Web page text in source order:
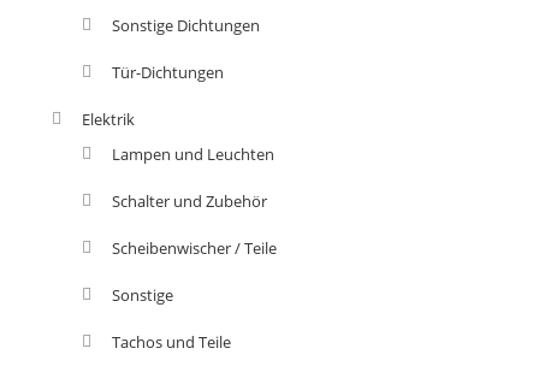
Sonstige Dichtungen
Tür-Dichtungen
Elektrik
Lampen und Leuchten
Schalter und Zubehör
Scheibenwischer / Teile
Sonstige
Tachos und Teile